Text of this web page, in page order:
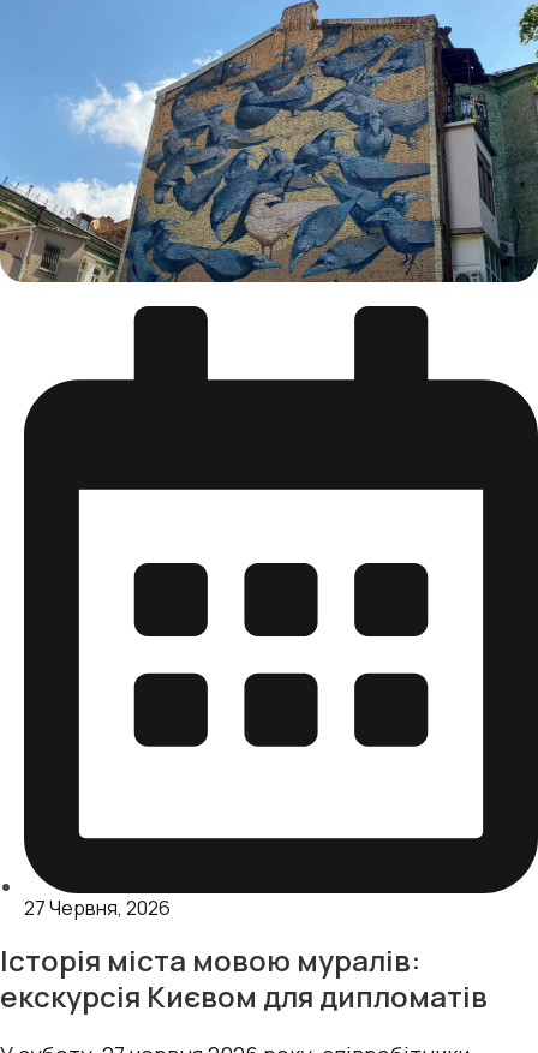
27 Червня, 2026
Історія міста мовою муралів:
екскурсія Києвом для дипломатів